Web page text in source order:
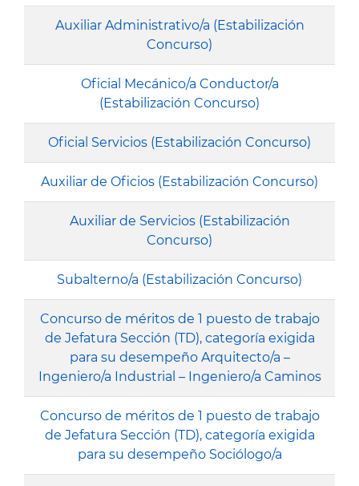
Auxiliar Administrativo/a (Estabilización
Concurso)
Oficial Mecánico/a Conductor/a
(Estabilización Concurso)
Oficial Servicios (Estabilización Concurso)
Auxiliar de Oficios (Estabilización Concurso)
Auxiliar de Servicios (Estabilización
Concurso)
Subalterno/a (Estabilización Concurso)
Concurso de méritos de 1 puesto de trabajo
de Jefatura Sección (TD), categoría exigida
para su desempeño Arquitecto/a –
Ingeniero/a Industrial – Ingeniero/a Caminos
Concurso de méritos de 1 puesto de trabajo
de Jefatura Sección (TD), categoría exigida
para su desempeño Sociólogo/a